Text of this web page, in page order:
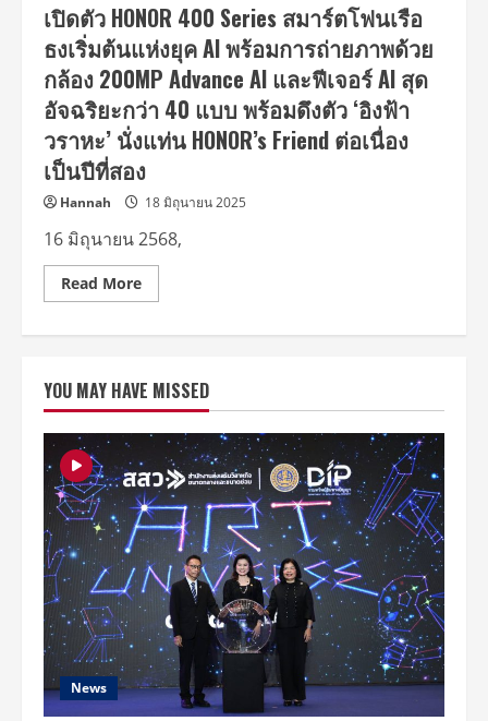
เปิดตัว HONOR 400 Series สมาร์ตโฟนเรือ
ธงเริ่มต้นแห่งยุค AI พร้อมการถ่ายภาพด้วย
กล้อง 200MP Advance AI และฟีเจอร์ AI สุด
อัจฉริยะกว่า 40 แบบ พร้อมดึงตัว ‘อิงฟ้า
วราหะ’ นั่งแท่น HONOR’s Friend ต่อเนื่อง
เป็นปีที่สอง
Hannah 18 มิถุนายน 2025
16 มิถุนายน 2568,
Read MoreRead
more
Series
สมา
ร์ต
โฟน
ธง
เริ่ม
ต้น
แห่ง
ยุค
AI
พร้อม
การ
ถ่าย
ภาพ
ด้วย
กล้อง
200MP
Advance
AI
และ
ฟีเจอร์
YOU MAY HAVE MISSED
News